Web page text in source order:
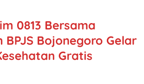
0813 Bersama
BPJS Bojonegoro Gelar
Gratis